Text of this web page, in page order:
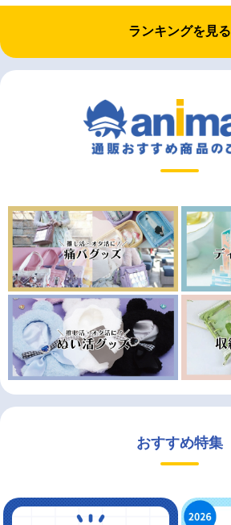
ランキングを見る
おすすめ特集